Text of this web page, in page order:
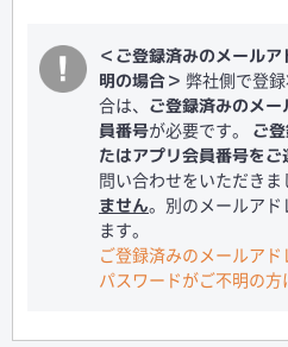
＜ご登録済みのメール
明の場合＞ 弊社側で登
合は、 ご登録済みのメー
員番号が必要です。 ご
たはアプリ会員番号を
問い合わせをいただきま
ません。別のメールア
ます。
ご登録済みのメールア
パスワードがご不明の方